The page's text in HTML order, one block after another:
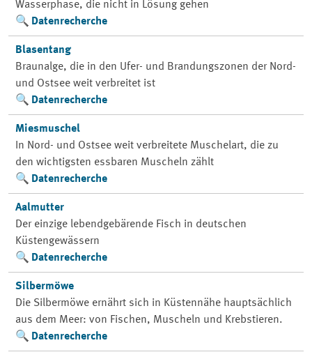
Wasserphase, die nicht in Lösung gehen
Datenrecherche
Blasentang
Braunalge, die in den Ufer- und Brandungszonen der Nord-
und Ostsee weit verbreitet ist
Datenrecherche
Miesmuschel
In Nord- und Ostsee weit verbreitete Muschelart, die zu
den wichtigsten essbaren Muscheln zählt
Datenrecherche
Aalmutter
Der einzige lebendgebärende Fisch in deutschen
Küstengewässern
Datenrecherche
Silbermöwe
Die Silbermöwe ernährt sich in Küstennähe hauptsächlich
aus dem Meer: von Fischen, Muscheln und Krebstieren.
Datenrecherche